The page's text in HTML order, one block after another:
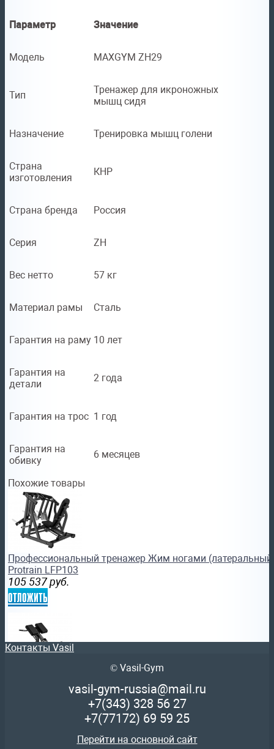
Параметр Значение
Модель MAXGYM ZH29
Тип
Тренажер для икроножных
мышц сидя
Назначение Тренировка мышц голени
Страна
изготовления
КНР
Страна бренда Россия
Серия ZH
Вес нетто 57 кг
Материал рамы Сталь
Гарантия на раму 10 лет
Гарантия на
детали
2 года
Гарантия на трос 1 год
Гарантия на
обивку
6 месяцев
Похожие товары
Профессиональный тренажер Жим ногами
Protrain LFP103
105 537 руб.
отложить
Гиперэкстензия BRONZE GYM RAVE RE52 тренажер
Контакты Vasil
© Vasil-Gym
vasil-gym-russia@mail.ru
+7(343) 328 56 27
+7(77172) 69 59 25
Перейти на основной сайт